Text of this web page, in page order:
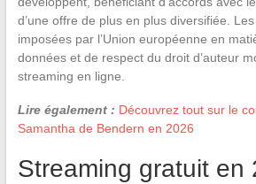
d’une offre de plus en plus diversifiée.
imposées par l’Union européenne en
données et de respect du droit d’auteur
streaming en ligne.
Lire également : Découvrez tout sur le
Samantha de Bendern en 2026
Streaming gratuit en